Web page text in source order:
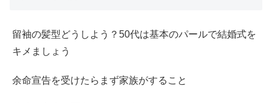
留袖の髪型どうしよう？50代は基本のパールで結婚式を
キメましょう
余命宣告を受けたらまず家族がすること